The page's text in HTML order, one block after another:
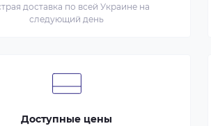
доставка по всей Украине на
следующий день
Доступные цены